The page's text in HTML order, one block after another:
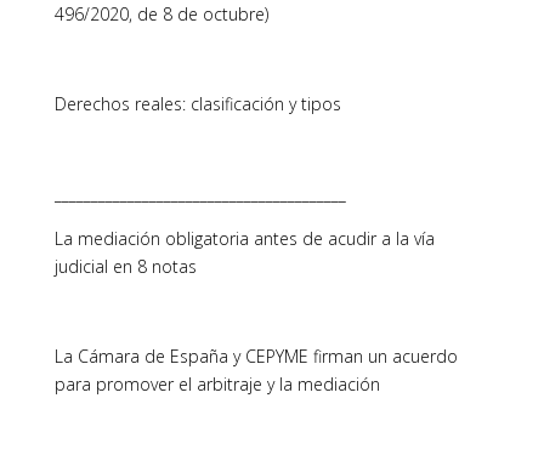
496/2020, de 8 de octubre)
Derechos reales: clasificación y tipos
La mediación obligatoria antes de acudir a la vía
judicial en 8 notas
La Cámara de España y CEPYME firman un acuerdo
para promover el arbitraje y la mediación